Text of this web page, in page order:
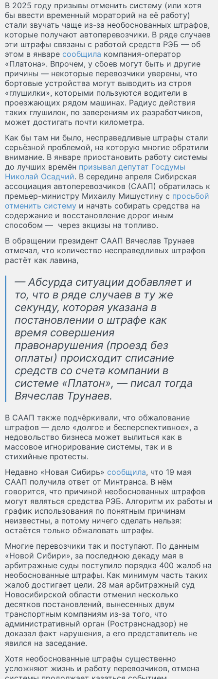
В 2025 году призывы отменить систему (или хотя
бы ввести временный мораторий на её работу)
стали звучать чаще из-за необоснованных штрафов,
которые получают автоперевозчики. В ряде случаев
эти штрафы связаны с работой средств РЭБ — об
этом в январе сообщила компания-оператор
«Платона». Впрочем, у сбоев могут быть и другие
причины — некоторые перевозчики уверены, что
бортовые устройства могут выводить из строя
«глушилки», которыми пользуются водители в
проезжающих рядом машинах. Радиус действия
таких глушилок, по заверениям их разработчиков,
может достигать почти километра.
Как бы там ни было, несправедливые штрафы стали
серьёзной проблемой, на которую многие обратили
внимание. В январе приостановить работу системы
до лучших времён призывал депутат Госдумы
Николай Осадчий. В середине апреля Сибирская
ассоциация автоперевозчиков (СААП) обратилась к
премьер-министру Михаилу Мишустину с просьбой
отменить систему и начать собирать средства на
содержание и восстановление дорог иным
способом — через акцизы на топливо.
В обращении президент СААП Вячеслав Трунаев
отмечал, что количество несправедливых штрафов
растёт как лавина,
— Абсурда ситуации добавляет и
то, что в ряде случаев в ту же
секунду, которая указана в
постановлении о штрафе как
время совершения
правонарушения (проезд без
оплаты) происходит списание
средств со счета компании в
системе «Платон», — писал тогда
Вячеслав Трунаев.
В СААП также подчёркивали, что обжалование
штрафов — дело «долгое и бесперспективное», а
недовольство бизнеса может вылиться как в
массовое игнорирование системы, так и в
стихийные протесты.
Недавно «Новая Сибирь» сообщила, что 19 мая
СААП получила ответ от Минтранса. В нём
говорится, что причиной необоснованных штрафов
могут являться средства РЭБ. Алгоритм их работы и
график использования по понятным причинам
неизвестны, а потому ничего сделать нельзя:
остаётся только обжаловать штрафы.
Многие перевозчики так и поступают. По данным
«Новой Сибири», за последнюю декаду мая в
арбитражные суды поступило порядка 400 жалоб на
необоснованные штрафы. Как минимум часть таких
жалоб достигает цели. 28 мая арбитражный суд
Новосибирской области отменил несколько
десятков постановлений, вынесенных двум
транспортным компаниям из-за того, что
административный орган (Ространснадзор) не
доказал факт нарушения, а его представитель не
явился на заседание.
Хотя необоснованные штрафы существенно
усложняют жизнь и работу перевозчиков, отмена